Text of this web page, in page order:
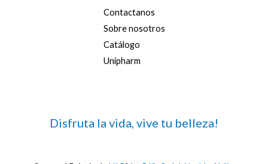
Contactanos
Sobre nosotros
Catálogo
Unipharm
Disfruta la vida, vive tu belleza!